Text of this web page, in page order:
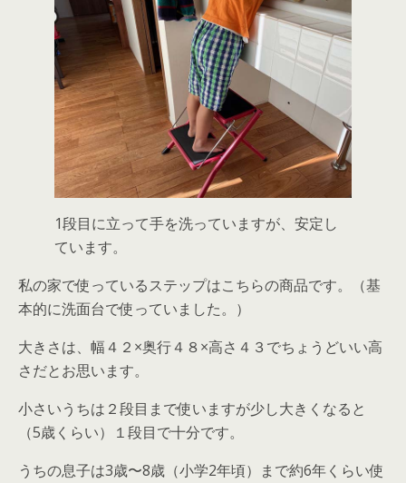
1段目に立って手を洗っていますが、安定し
ています。
私の家で使っているステップはこちらの商品です。（基
本的に洗面台で使っていました。）
大きさは、幅４２×奥行４８×高さ４３でちょうどいい高
さだとお思います。
小さいうちは２段目まで使いますが少し大きくなると
（5歳くらい）１段目で十分です。
うちの息子は3歳〜8歳（小学2年頃）まで約6年くらい使